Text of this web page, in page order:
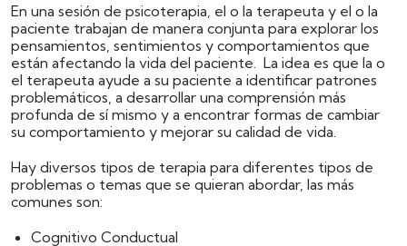
En una sesión de psicoterapia, el o la terapeuta y el o la
paciente trabajan de manera conjunta para explorar los
pensamientos, sentimientos y comportamientos que
están afectando la vida del paciente. La idea es que la o
el terapeuta ayude a su paciente a identificar patrones
problemáticos, a desarrollar una comprensión más
profunda de sí mismo y a encontrar formas de cambiar
su comportamiento y mejorar su calidad de vida.
Hay diversos tipos de terapia para diferentes tipos de
problemas o temas que se quieran abordar, las más
comunes son:
Cognitivo Conductual